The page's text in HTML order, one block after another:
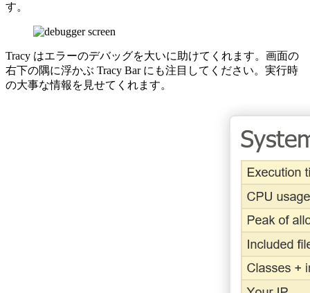
す。
Tracy はエラーのデバッグを大いに助けてくれます。画面の
右下の隅に浮かぶ Tracy Bar にも注目してください。実行時
の大事な情報を見せてくれます。